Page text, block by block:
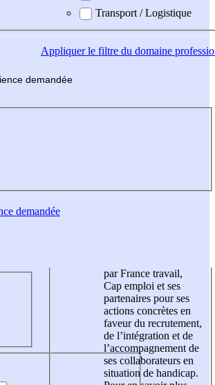
Transport / Logistique
Appliquerle filtre du domaine
demandée
demandée
par France travail,
Cap emploi et ses
partenaires pour ses
actions concrètes en
faveur du recrutement,
de l’intégration et de
l’accompagnement de
ses collaborateurs en
situation de handicap.